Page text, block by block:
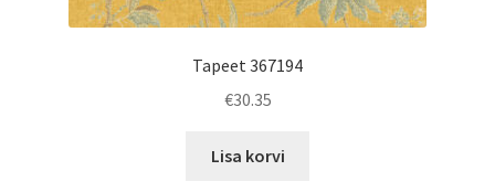
Tapeet 367194
€30.35
Lisa korvi